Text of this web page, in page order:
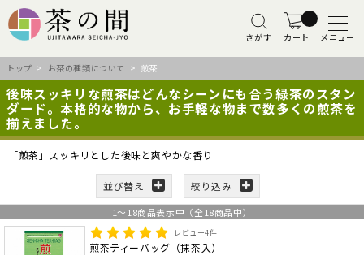
さがす カート メニュー
トップ > お茶の種類について > 煎茶
後味スッキリな煎茶はどんなシーンにも合う緑茶のスタン
ダード。本格的な物から、お手軽な物まで数多くの煎茶を
揃えました。
「煎茶」スッキリとした後味と爽やかな香り
並び替え 絞り込み
1～ 18商品表示中（全 18商品中）
レビュー4件
煎茶ティーバッグ（抹茶入）